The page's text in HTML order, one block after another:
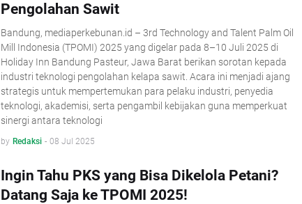
Pengolahan Sawit
Bandung, mediaperkebunan.id – 3rd Technology and Talent Palm Oil
Mill Indonesia (TPOMI) 2025 yang digelar pada 8–10 Juli 2025 di
Holiday Inn Bandung Pasteur, Jawa Barat berikan sorotan kepada
industri teknologi pengolahan kelapa sawit. Acara ini menjadi ajang
strategis untuk mempertemukan para pelaku industri, penyedia
teknologi, akademisi, serta pengambil kebijakan guna memperkuat
sinergi antara teknologi
by Redaksi - 08 Jul 2025
Ingin Tahu PKS yang Bisa Dikelola Petani?
Datang Saja ke TPOMI 2025!